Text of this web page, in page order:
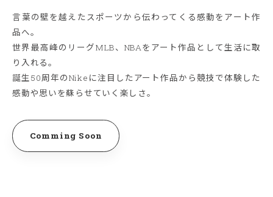
言葉の壁を越えたスポーツから伝わってくる感動をアート作
品へ。
世界最高峰のリーグMLB、NBAをアート作品として生活に取
り入れる。
誕生50周年のNikeに注目したアート作品から競技で体験した
感動や思いを蘇らせていく楽しさ。
Comming Soon